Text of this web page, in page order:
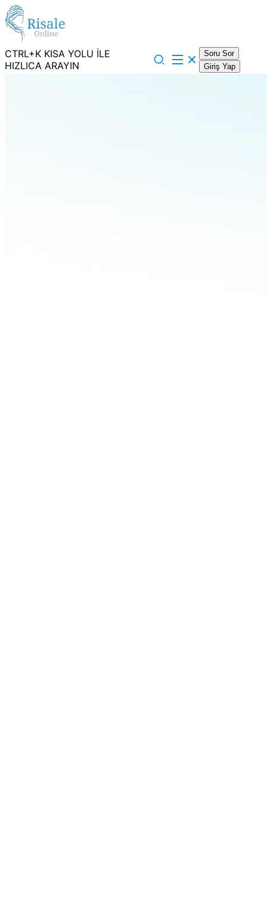
CTRL+K KISA YOLU İLE
HIZLICA ARAYIN
Soru Sor
Giriş Yap